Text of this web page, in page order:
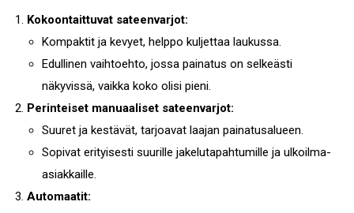
Kokoontaittuvat sateenvarjot:
Kompaktit ja kevyet, helppo kuljettaa laukussa.
Edullinen vaihtoehto, jossa painatus on selkeästi
näkyvissä, vaikka koko olisi pieni.
Perinteiset manuaaliset sateenvarjot:
Suuret ja kestävät, tarjoavat laajan painatusalueen.
Sopivat erityisesti suurille jakelutapahtumille ja ulkoilma-
asiakkaille.
Automaatit: